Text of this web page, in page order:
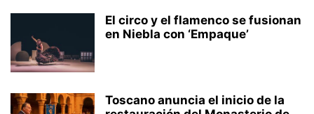
El circo y el flamenco se fusionan
en Niebla con ‘Empaque’
Toscano anuncia el inicio de la